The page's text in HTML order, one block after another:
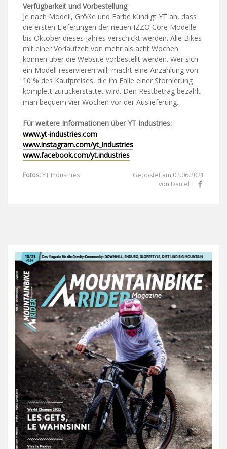
Verfügbarkeit und Vorbestellung
Je nach Modell, Größe und Farbe kündigt YT an, dass
die ersten Lieferungen der neuen IZZO Core Modelle
bis Oktober dieses Jahres verschickt werden. Alle Bikes
mit einer Vorlaufzeit von mehr als acht Wochen
können über die Website vorbestellt werden. Wer sich
ein Modell reservieren will, macht eine Anzahlung von
10 % des Kaufpreises, die im Falle einer Stornierung
komplett zurückerstattet wird. Den Restbetrag bezahlt
man bequem vier Wochen vor der Auslieferung.
Für weitere Informationen über YT Industries:
www.yt-industries.com
www.instagram.com/yt_industries
www.facebook.com/yt.industries
Fotos:YT Industries
Gepostet am 02.06.2021
von Daniel |